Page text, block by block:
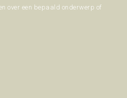
over een bepaald onderwerp of